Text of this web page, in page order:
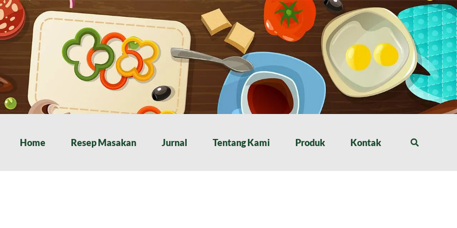
Home Resep Masakan Jurnal Tentang Kami Produk Kontak